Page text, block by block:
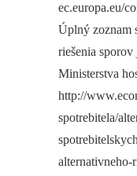
ec.europa.eu/
Úplný zoznam
riešenia
Ministerstva
http://
spotrebitela/
alternativneho-